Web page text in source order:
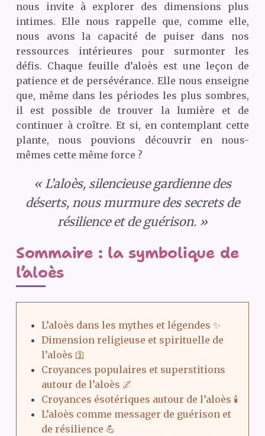
nous invite à explorer des dimensions plus
intimes. Elle nous rappelle que, comme elle,
nous avons la capacité de puiser dans nos
ressources intérieures pour surmonter les
défis. Chaque feuille d’aloès est une leçon de
patience et de persévérance. Elle nous enseigne
que, même dans les périodes les plus sombres,
il est possible de trouver la lumière et de
continuer à croître. Et si, en contemplant cette
plante, nous pouvions découvrir en nous-
mêmes cette même force ?
« L’aloès, silencieuse gardienne des
déserts, nous murmure des secrets de
résilience et de guérison. »
Sommaire : la symbolique de
l’aloès
L’aloès dans les mythes et légendes ✨
Dimension religieuse et spirituelle de
l’aloès 🛐
Croyances populaires et superstitions
autour de l’aloès 🌌
Croyances ésotériques autour de l’aloès 🕯️
L’aloès comme messager de guérison et
de résilience 💪